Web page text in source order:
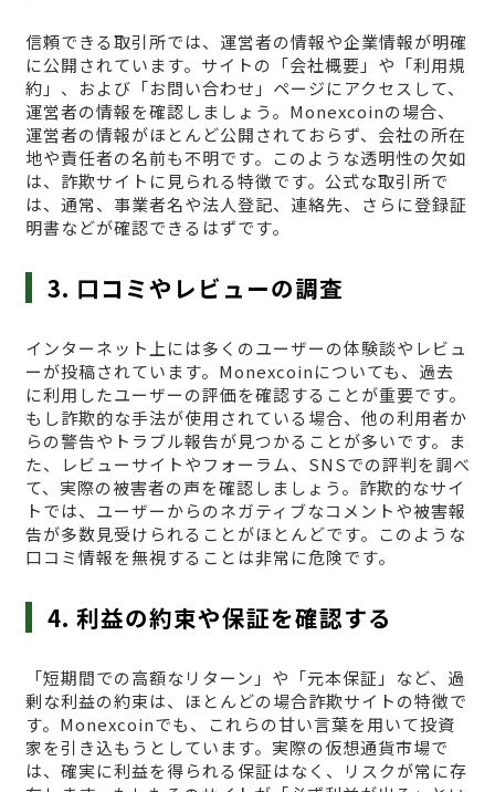
信頼できる取引所では、運営者の情報や企業情報が明確
に公開されています。サイトの「会社概要」や「利用規
約」、および「お問い合わせ」ページにアクセスして、
運営者の情報を確認しましょう。Monexcoinの場合、
運営者の情報がほとんど公開されておらず、会社の所在
地や責任者の名前も不明です。このような透明性の欠如
は、詐欺サイトに見られる特徴です。公式な取引所で
は、通常、事業者名や法人登記、連絡先、さらに登録証
明書などが確認できるはずです。
3. 口コミやレビューの調査
インターネット上には多くのユーザーの体験談やレビュ
ーが投稿されています。Monexcoinについても、過去
に利用したユーザーの評価を確認することが重要です。
もし詐欺的な手法が使用されている場合、他の利用者か
らの警告やトラブル報告が見つかることが多いです。ま
た、レビューサイトやフォーラム、SNSでの評判を調べ
て、実際の被害者の声を確認しましょう。詐欺的なサイ
トでは、ユーザーからのネガティブなコメントや被害報
告が多数見受けられることがほとんどです。このような
口コミ情報を無視することは非常に危険です。
4. 利益の約束や保証を確認する
「短期間での高額なリターン」や「元本保証」など、過
剰な利益の約束は、ほとんどの場合詐欺サイトの特徴で
す。Monexcoinでも、これらの甘い言葉を用いて投資
家を引き込もうとしています。実際の仮想通貨市場で
は、確実に利益を得られる保証はなく、リスクが常に存